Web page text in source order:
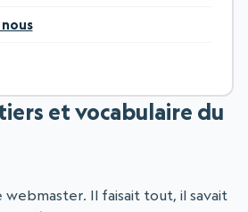
et vocabulaire du
Il faisait tout, il savait